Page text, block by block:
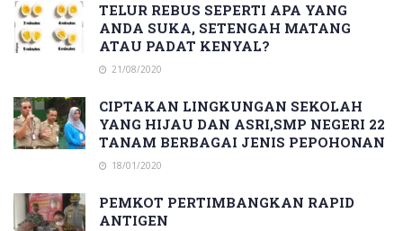
TELUR REBUS SEPERTI APA YANG
ANDA SUKA, SETENGAH MATANG
ATAU PADAT KENYAL?
21/08/2020
CIPTAKAN LINGKUNGAN SEKOLAH
YANG HIJAU DAN ASRI,SMP NEGERI 22
TANAM BERBAGAI JENIS PEPOHONAN
18/01/2020
PEMKOT PERTIMBANGKAN RAPID
ANTIGEN